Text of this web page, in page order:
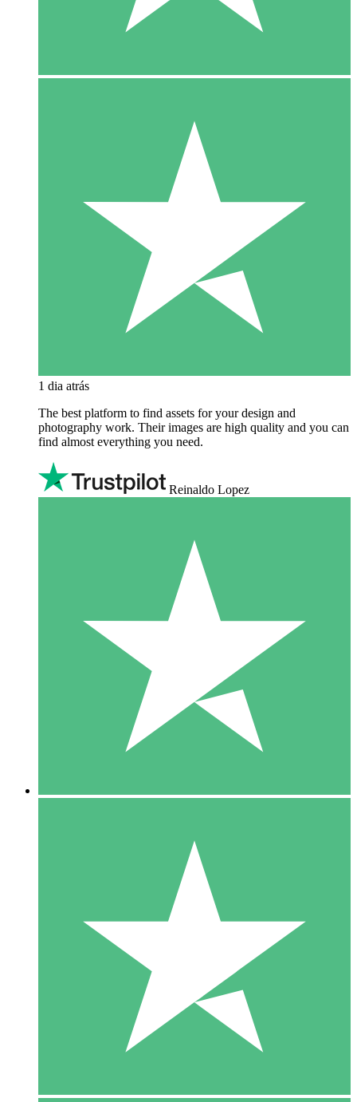
1 dia atrás
The best platform to find assets for your design and
photography work. Their images are high quality and you can
find almost everything you need.
Reinaldo Lopez